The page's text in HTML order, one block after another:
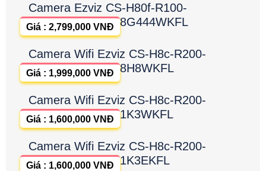
Camera Ezviz CS-H80f-R100-
8G444WKFL
Giá : 2,799,000 VNĐ
Camera Wifi Ezviz CS-H8c-R200-
8H8WKFL
Giá : 1,999,000 VNĐ
Camera Wifi Ezviz CS-H8c-R200-
1K3WKFL
Giá : 1,600,000 VNĐ
Camera Wifi Ezviz CS-H8c-R200-
1K3EKFL
Giá : 1,600,000 VNĐ